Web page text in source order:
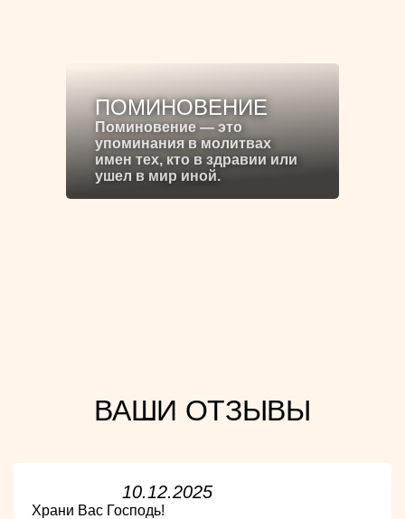
ПОМИНОВЕНИЕ
Поминовение — это
упоминания в молитвах
имен тех, кто в здравии или
ушел в мир иной.
ВАШИ ОТЗЫВЫ
10.12.2025
Храни Вас Господь!